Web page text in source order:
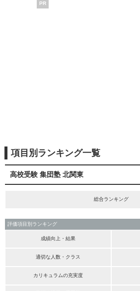
PR
項目別ランキング一覧
高校受験 集団塾 北関東
総合ランキング
評価項目別ランキング
成績向上・結果
適切な人数・クラス
カリキュラムの充実度